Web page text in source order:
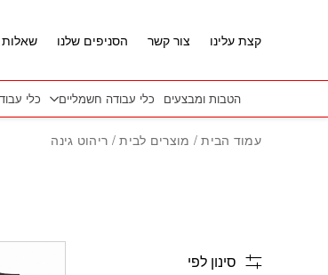
קצת עלינו
צור קשר הסניפים שלנו שאלות
הטבות ומבצעים כלי עבודה חשמליים כלי
עמוד הבית/ מוצרים לבית/ ריהוט גינה
סינון לפי